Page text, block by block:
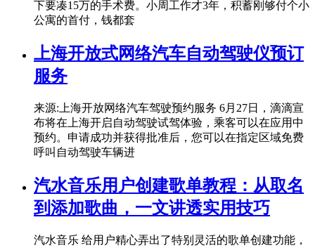
下要凑15万的手术费。小周工作才3年，积蓄刚够付个小
公寓的首付，钱都套
上海开放式网络汽车自动驾驶仪预订
服务
来源:上海开放网络汽车驾驶预约服务 6月27日，滴滴宣
布将在上海开启自动驾驶试驾体验，乘客可以在应用中
预约。申请成功并获得批准后，您可以在指定区域免费
呼叫自动驾驶车辆进
汽水音乐用户创建歌单教程：从取名
到添加歌曲，一文讲透实用技巧
汽水音乐 给用户精心弄出了特别灵活的歌单创建功能，